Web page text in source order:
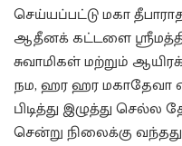
செய்யப்பட்டு மகா
ஆதீனக் கட்டளை
சுவாமிகள் மற்றும்
நம, ஹர ஹர
பிடித்து இழுத்து
சென்று நிலைக்கு